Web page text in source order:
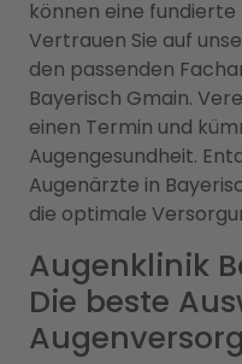
können eine
Vertrauen Sie auf
den passenden
Bayerisch Gmain.
einen Termin und
Augengesundheit.
Augenärzte in
die optimale
Augenklinik
Die beste